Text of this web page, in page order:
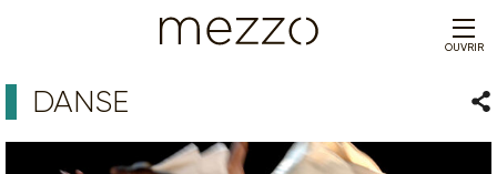
OUVRIR
DANSE